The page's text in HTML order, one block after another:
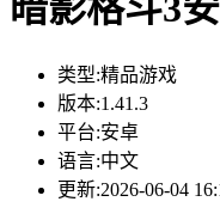
暗影格斗3
类型:精品游戏
版本:1.41.3
平台:安卓
语言:中文
更新:2026-06-04